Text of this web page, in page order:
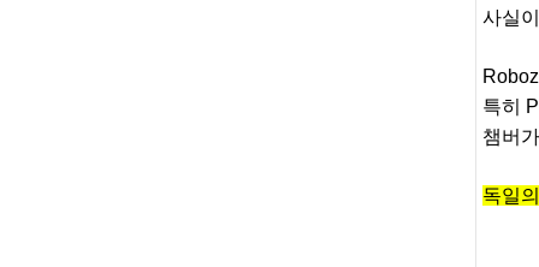
사실
특히
챔버
독일